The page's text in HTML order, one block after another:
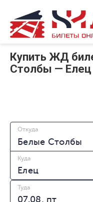
Купить ЖД
Столбы — Елец
Откуда
Куда
Туда